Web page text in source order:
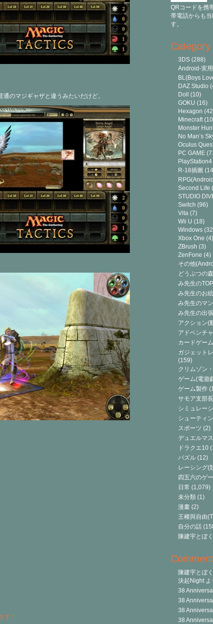
のマジギャザと違うみたいだけど。
す！
QRコードを携
帯電話からも
す。
Category
3DS (288)
Android-実
BL(Boys
DAZ Studio
Doll
(10)
GOKU (16)
Hexagon
Minecraft
Monster
No Man’s
Oculus
PC GAME
PlayStation4
R-18插圖
Second Life
STUDIO
Switch (96)
Vita (7)
Wii U (18)
Windows
Xbox One (4)
ZBrush (3)
ZenFone (4)
その他
どうぶつの
み先生の
み先生のお
み先生のマ
み先生の出
アクション(
アドベンチ
カードゲー
ガジェット
(159)
クリムゾン
ゲーム(電遊
ゲーム製作
サモア支部
シミュレー
シューティ
スポーツ (2)
デュエルマ
ドラクエ10
パズル (12)
レーシング(
四五六のゲ
日常 (1,079)
未分類 (1)
漫畫 (2)
王權與自由
自分の話
陳建宇とぼ
Comment
陳建宇とぼ
決起Nightよ
38
38
38
38